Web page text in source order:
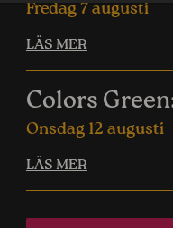
Fredag 7 augusti
LÄS MER
Colors
Onsdag 12 augusti
LÄS MER